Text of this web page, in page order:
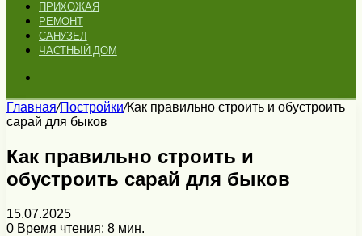
ПРИХОЖАЯ
РЕМОНТ
САНУЗЕЛ
ЧАСТНЫЙ ДОМ
Главная/Постройки/Как правильно строить и обустроить
сарай для быков
Как правильно строить и
обустроить сарай для быков
15.07.2025
0 Время чтения: 8 мин.